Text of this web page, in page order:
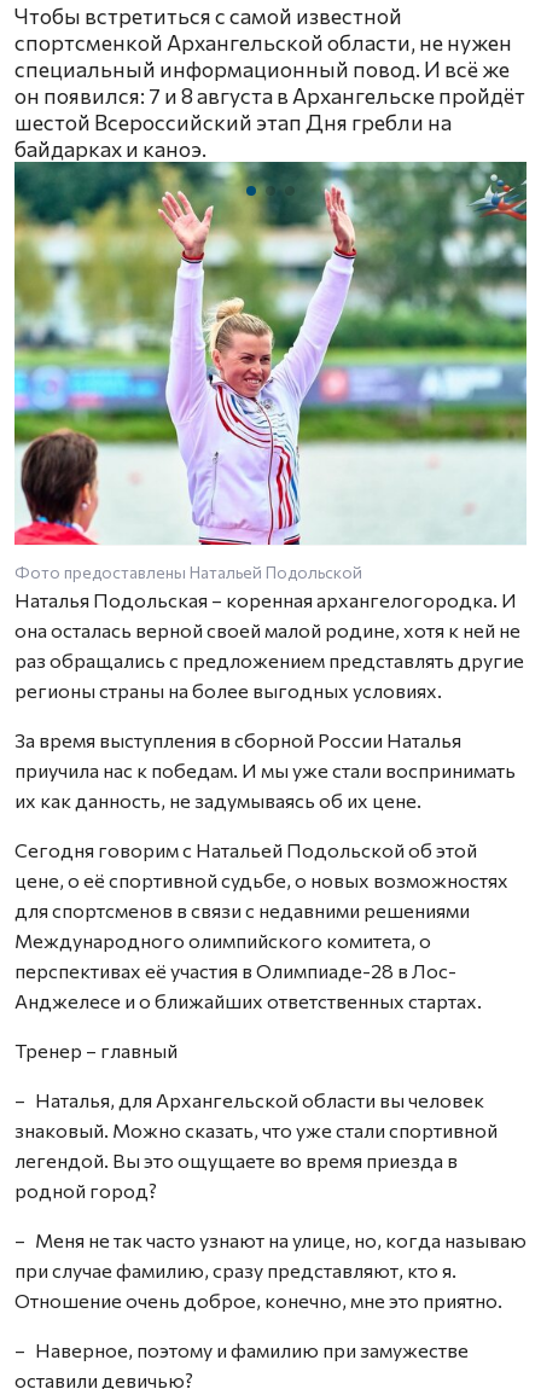
Чтобы встретиться с самой известной
спортсменкой Архангельской области, не нужен
специальный информационный повод. И всё же
он появился: 7 и 8 августа в Архангельске пройдёт
шестой Всероссийский этап Дня гребли на
байдарках и каноэ.
Фото предоставлены Натальей Подольской
Наталья Подольская – коренная архангелогородка. И
она осталась верной своей малой родине, хотя к ней не
раз обращались с предложением представлять другие
регионы страны на более выгодных условиях.
За время выступления в сборной России Наталья
приучила нас к победам. И мы уже стали воспринимать
их как данность, не задумываясь об их цене.
Сегодня говорим с Натальей Подольской об этой
цене, о её спортивной судьбе, о новых возможностях
для спортсменов в связи с недавними решениями
Международного олимпийского комитета, о
перспективах её участия в Олимпиаде-28 в Лос-
Анджелесе и о ближайших ответственных стартах.
Тренер – главный
– Наталья, для Архангельской области вы человек
знаковый. Можно сказать, что уже стали спортивной
легендой. Вы это ощущаете во время приезда в
родной город?
– Меня не так часто узнают на улице, но, когда называю
при случае фамилию, сразу представляют, кто я.
Отношение очень доброе, конечно, мне это приятно.
– Наверное, поэтому и фамилию при замужестве
оставили девичью?